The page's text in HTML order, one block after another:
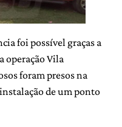
foi possível graças a
operação Vila
foram presos na
de um ponto